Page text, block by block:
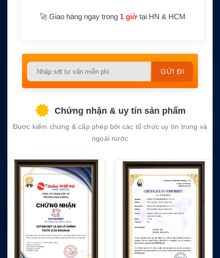
🚀 Giao hàng ngay trong 1 giờtại HN & HCM
Please
empty.
Chứng nhận & uy tín sản phẩm
Được kiểm chứng & cấp phép bởi các tổ chức uy tín trong và
ngoài nước